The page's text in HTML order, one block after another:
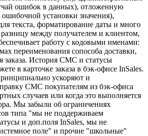
ошибок в данных), отложенную
установки значения),
текста, форматирование даты и много
между получателем и клиентом,
работу с кодовыми именами:
переименования сопособа доставки,
заказа. История СМС и статусы
в карточке заказа в бэк-офисе InSales.
ускоряют и
СМС покупателям из бэк-офиса
случаев или когда это выполняется
Мы забыли об ограничениях
типа "мы не поддерживаем
и доп.поля InSales, мы не
поле" и прочие "школьные"